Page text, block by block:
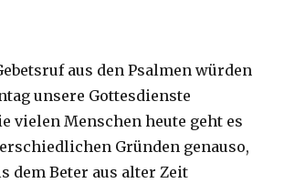
aus den Psalmen würden
unsere Gottesdienste
vielen Menschen heute geht es
Gründen genauso,
dem Beter aus alter Zeit